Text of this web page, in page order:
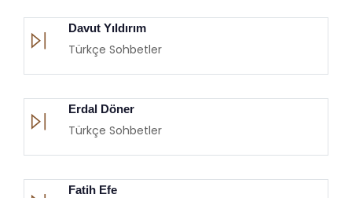
Davut Yıldırım
Türkçe Sohbetler
Erdal Döner
Türkçe Sohbetler
Fatih Efe